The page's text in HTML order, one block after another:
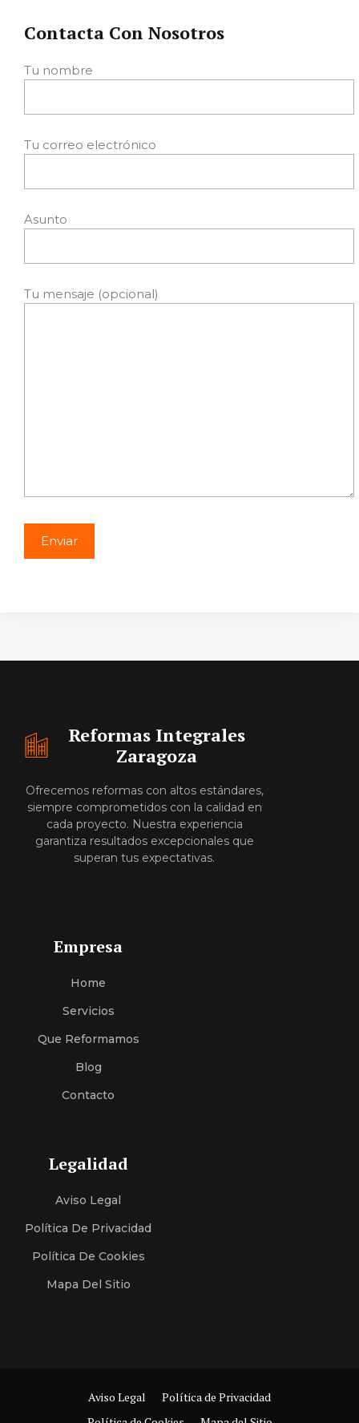
Contacta Con Nosotros
Tu nombre
Tu correo electrónico
Asunto
Tu mensaje (opcional)
Reformas Integrales
Zaragoza
Ofrecemos reformas con altos estándares,
siempre comprometidos con la calidad en
cada proyecto. Nuestra experiencia
garantiza resultados excepcionales que
superan tus expectativas.
Empresa
Home
ServiciOS
Que Reformamos
Blog
Contacto
Legalidad
Aviso Legal
Política De Privacidad
Política De Cookies
Mapa Del Sitio
Aviso Legal
Política de Privacidad